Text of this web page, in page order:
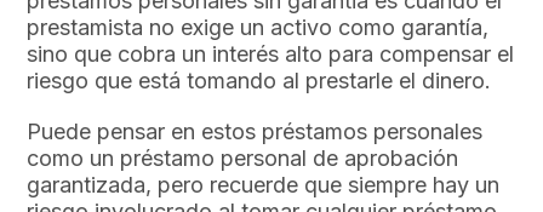
prestamista no exige un activo como garantía,
sino que cobra un interés alto para compensar el
riesgo que está tomando al prestarle el dinero.
Puede pensar en estos préstamos personales
como un préstamo personal de aprobación
garantizada, pero recuerde que siempre hay un